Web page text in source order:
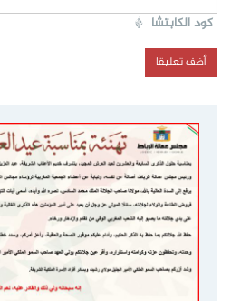
كود الكابتشا *